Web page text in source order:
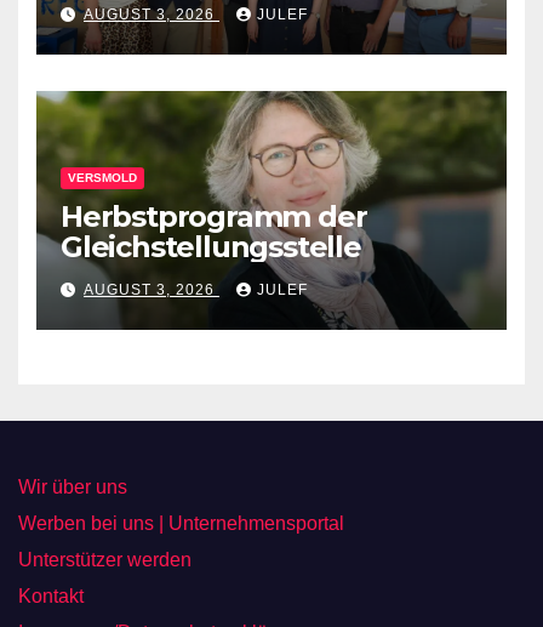
AUGUST 3, 2026 JULEF
VERSMOLD
Herbstprogramm der
Gleichstellungsstelle
AUGUST 3, 2026 JULEF
Wir über uns
Werben bei uns | Unternehmensportal
Unterstützer werden
Kontakt